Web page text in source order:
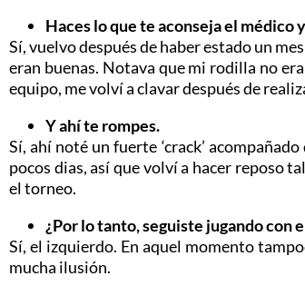
Haces lo que te aconseja el médico
Sí, vuelvo después de haber estado un
eran buenas. Notava que mi rodilla no
equipo, me volví a clavar después de
Y ahí te rompes.
Sí, ahí noté un fuerte ‘crack’
pocos dias, así que volví a hacer reposo
el torneo.
¿Por lo tanto, seguiste jugando con
Sí, el izquierdo. En aquel momento
mucha ilusión.